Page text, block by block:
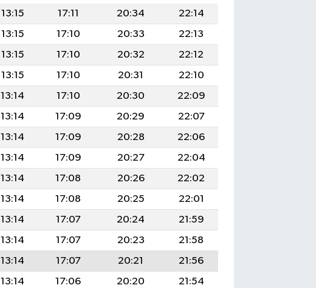
13:15 17:11 20:34
22:14
13:15 17:10 20:33
22:13
13:15 17:10 20:32
22:12
13:15 17:10 20:31
22:10
13:14 17:10 20:30
22:09
13:14 17:09 20:29
22:07
13:14 17:09 20:28
22:06
13:14 17:09 20:27
22:04
13:14 17:08 20:26
22:02
13:14 17:08 20:25
22:01
13:14 17:07 20:24
21:59
13:14 17:07 20:23
21:58
13:14 17:07 20:21
21:56
13:14 17:06 20:20
21:54